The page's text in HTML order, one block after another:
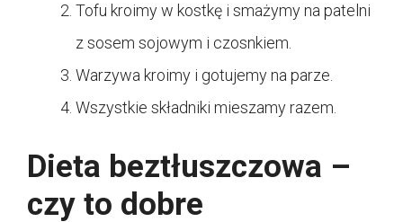
Tofu kroimy w kostkę i smażymy na patelni
z sosem sojowym i czosnkiem.
Warzywa kroimy i gotujemy na parze.
Wszystkie składniki mieszamy razem.
Dieta beztłuszczowa –
czy to dobre